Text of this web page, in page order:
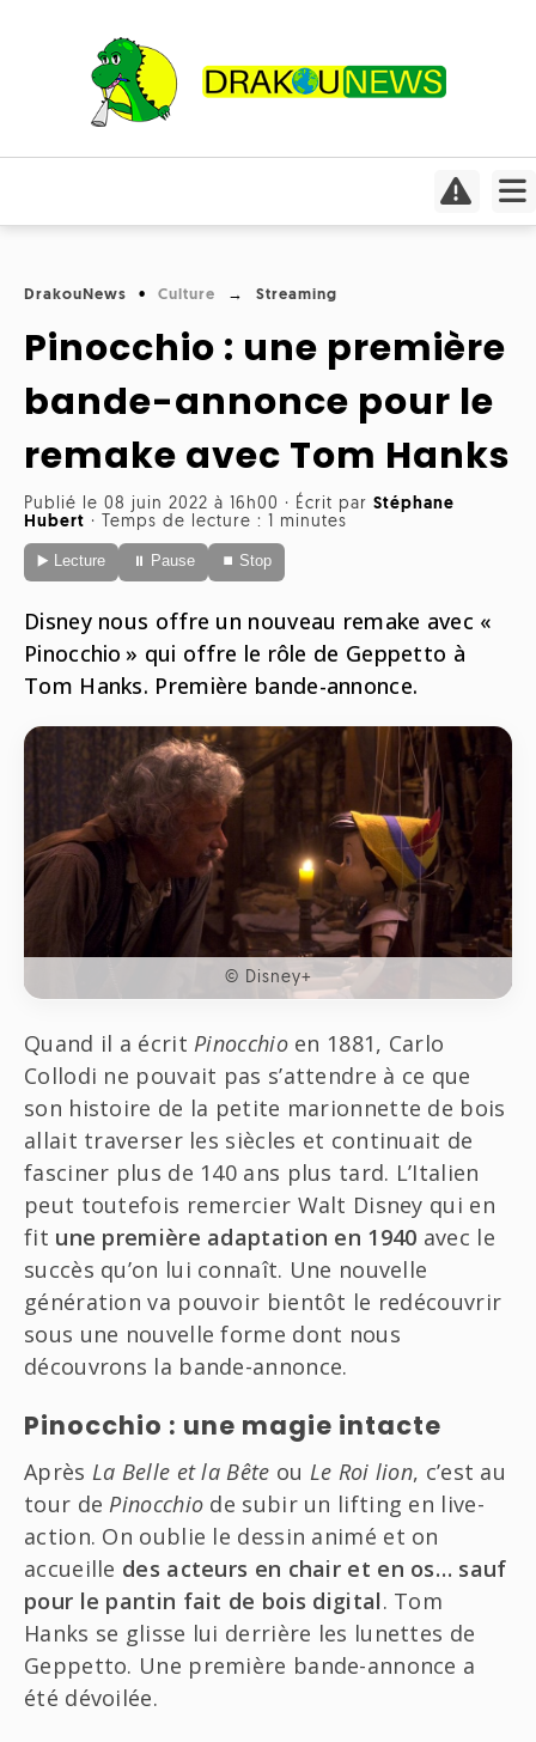
Actualités
Divers
International
Météo
ONG
Politique
Belge
Politique
Française
Santé
Société
Culture
vidéo
Livres
Mangas
Musique
People
Focus
Humeurs
Interviews
Médias
Radio
Télévision
Animaux
Biodiversité
DrakouNews Culture Streaming
Pinocchio : une première
bande-annonce pour le
remake avec Tom Hanks
Publié le 08 juin 2022 à 16h00 · Écrit par Stéphane
Hubert · Temps de lecture : 1 minutes
▶️ Lecture ⏸ Pause ⏹ Stop
Disney nous offre un nouveau remake avec «
Pinocchio » qui offre le rôle de Geppetto à
Tom Hanks. Première bande-annonce.
© Disney+
Quand il a écritPinocchio en 1881, Carlo
Collodi ne pouvait pas s’attendre à ce que
son histoire de la petite marionnette de bois
allait traverser les siècles et continuait de
fasciner plus de 140 ans plus tard. L’Italien
peut toutefois remercier Walt Disney qui en
fit une première adaptation en 1940 avec le
succès qu’on lui connaît. Une nouvelle
génération va pouvoir bientôt le redécouvrir
sous une nouvelle forme dont nous
découvrons la bande-annonce.
Pinocchio : une magie intacte
Après La Belle et la Bête ou Le Roi lion, c’est au
tour dePinocchio de subir un lifting en live-
action. On oublie le dessin animé et on
accueille des acteurs en chair et en os… sauf
pour le pantin fait de bois digital. Tom
Hanks se glisse lui derrière les lunettes de
Geppetto. Une première bande-annonce a
été dévoilée.